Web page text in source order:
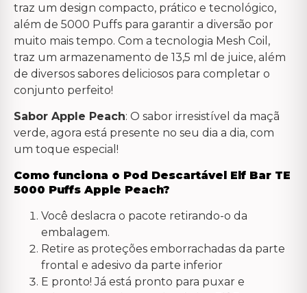
traz um design compacto, prático e tecnológico,
além de 5000 Puffs para garantir a diversão por
muito mais tempo. Com a tecnologia Mesh Coil,
traz um armazenamento de 13,5 ml de juice, além
de diversos sabores deliciosos para completar o
conjunto perfeito!
Sabor Apple Peach: O sabor irresistível da maçã
verde, agora está presente no seu dia a dia, com
um toque especial!
Como funciona o Pod Descartável Elf Bar TE
5000 Puffs Apple Peach?
Você deslacra o pacote retirando-o da
embalagem.
Retire as proteções emborrachadas da parte
frontal e adesivo da parte inferior
E pronto! Já está pronto para puxar e